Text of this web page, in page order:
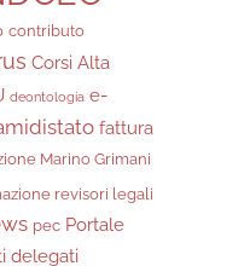
contributo
Corsi Alta
deontologia e-
fattura
Marino Grimani
revisori legali
pec Portale
delegati